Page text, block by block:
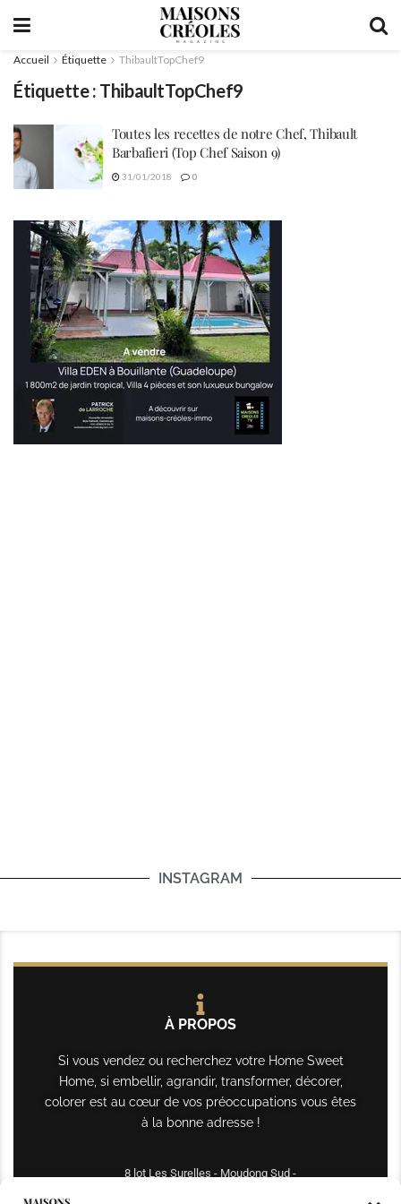
Accueil Étiquette ThibaultTopChef9
Étiquette : ThibaultTopChef9
Toutes les recettes de notre Chef, Thibault
Barbafieri (Top Chef Saison 9)
31/01/2018 0
INSTAGRAM
À PROPOS
Si vous vendez ou recherchez votre Home Sweet
Home, si embellir, agrandir, transformer, décorer,
colorer est au cœur de vos préoccupations vous êtes
à la bonne adresse !
8 lot Les Surelles - Moudong Sud -